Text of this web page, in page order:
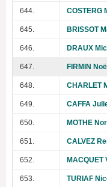
644. COSTERG
645. BRISSOT
646. DRAUX
647. FIRMIN
648. CHARLET
649. CAFFA
650. MOTHE
651. CALVEZ
652. MACQUET
653. TURIAF